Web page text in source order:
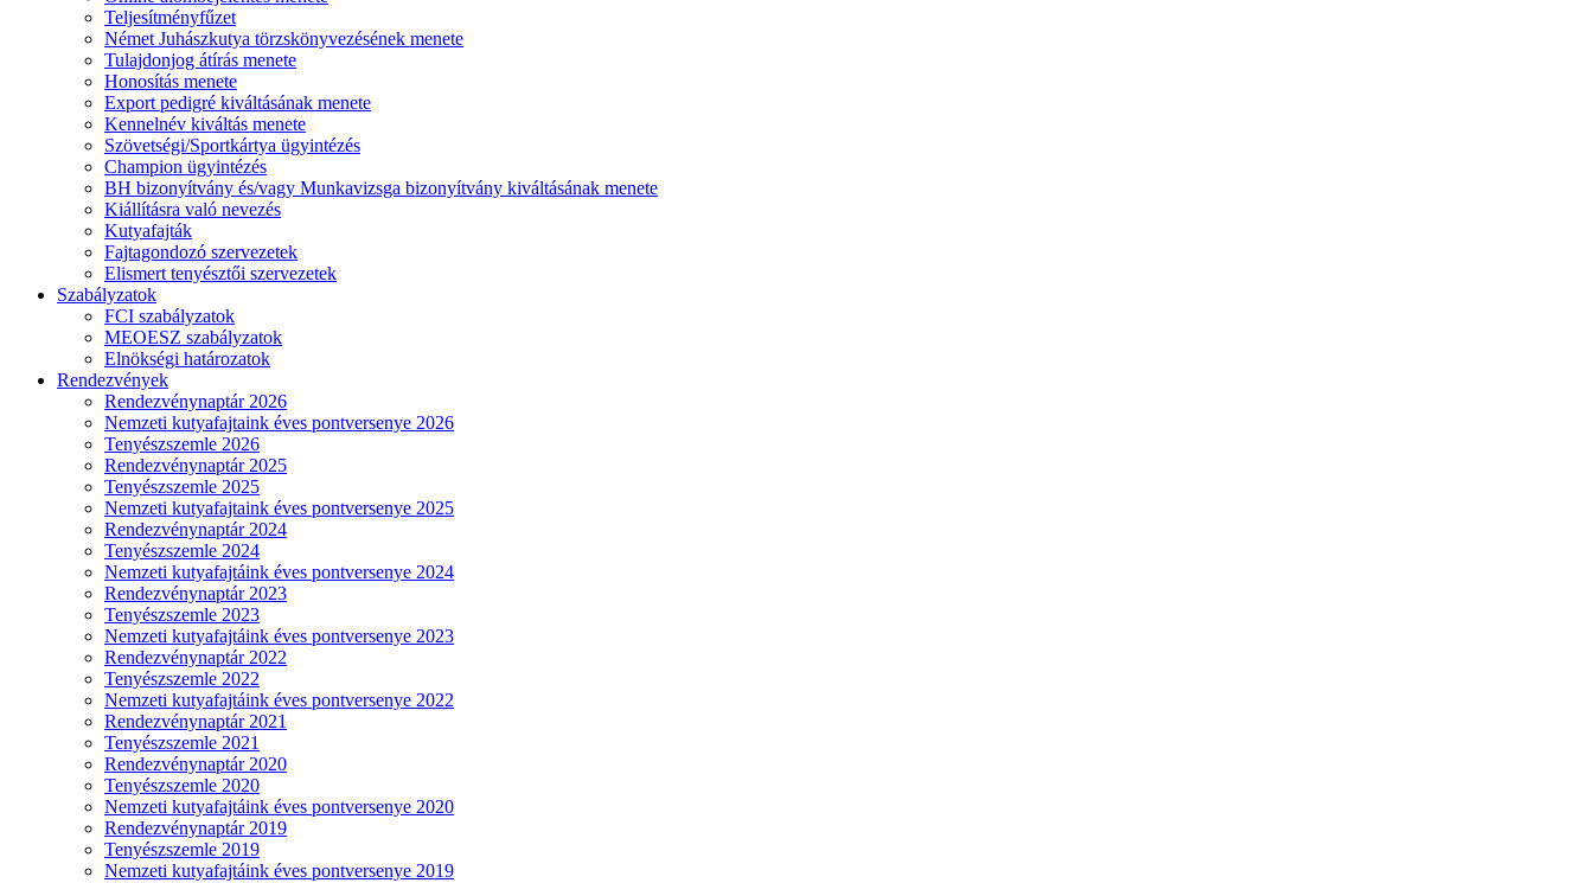
Teljesítményfűzet
Német Juhászkutya törzskönyvezésének menete
Tulajdonjog átírás menete
Honosítás menete
Export pedigré kiváltásának menete
Kennelnév kiváltás menete
Szövetségi/Sportkártya ügyintézés
Champion ügyintézés
BH bizonyítvány és/vagy Munkavizsga bizonyítvány kiváltásának menete
Kiállításra való nevezés
Kutyafajták
Fajtagondozó szervezetek
Elismert tenyésztői szervezetek
Szabályzatok
FCI szabályzatok
MEOESZ szabályzatok
Elnökségi határozatok
Rendezvények
Rendezvénynaptár 2026
Nemzeti kutyafajtaink éves pontversenye 2026
Tenyészszemle 2026
Rendezvénynaptár 2025
Tenyészszemle 2025
Nemzeti kutyafajtaink éves pontversenye 2025
Rendezvénynaptár 2024
Tenyészszemle 2024
Nemzeti kutyafajtáink éves pontversenye 2024
Rendezvénynaptár 2023
Tenyészszemle 2023
Nemzeti kutyafajtáink éves pontversenye 2023
Rendezvénynaptár 2022
Tenyészszemle 2022
Nemzeti kutyafajtáink éves pontversenye 2022
Rendezvénynaptár 2021
Tenyészszemle 2021
Rendezvénynaptár 2020
Tenyészszemle 2020
Nemzeti kutyafajtáink éves pontversenye 2020
Rendezvénynaptár 2019
Tenyészszemle 2019
Nemzeti kutyafajtáink éves pontversenye 2019